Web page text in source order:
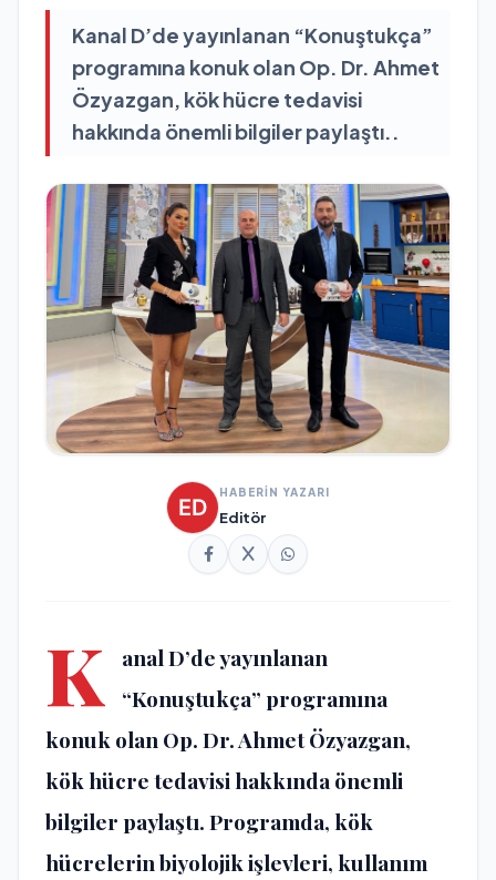
Kanal D’de yayınlanan “Konuştukça”
programına konuk olan Op. Dr. Ahmet
Özyazgan, kök hücre tedavisi
hakkında önemli bilgiler paylaştı..
HABERİN YAZARI
Editör
K
anal D’de yayınlanan
“Konuştukça” programına
konuk olan Op. Dr. Ahmet Özyazgan,
kök hücre tedavisi hakkında önemli
bilgiler paylaştı. Programda, kök
hücrelerin biyolojik işlevleri, kullanım